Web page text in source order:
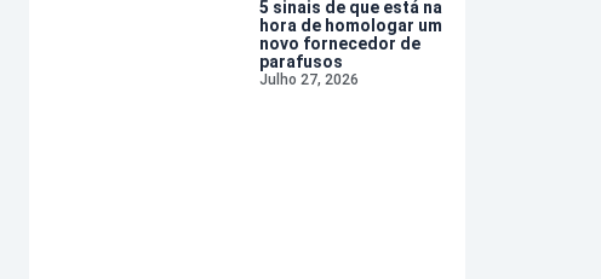
5 sinais de que está na
hora de homologar um
novo fornecedor de
parafusos
Julho 27, 2026